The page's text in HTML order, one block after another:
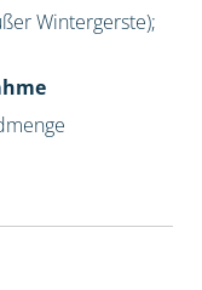
Wintergerste);